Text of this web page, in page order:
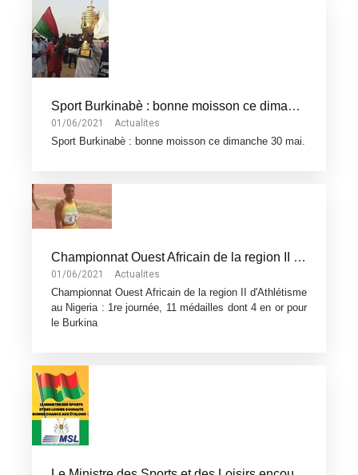
Sport Burkinabè : bonne moisson ce dimanche 30 mai.
01/06/2021 Actualites
Sport Burkinabè : bonne moisson ce dimanche 30 mai.
Championnat Ouest Africain de la region II d'Athlétisme au Nigeria : 1re journée, 11 médailles dont 4 en or pour le Burkina
01/06/2021 Actualites
Championnat Ouest Africain de la region II d'Athlétisme
au Nigeria : 1re journée, 11 médailles dont 4 en or pour
le Burkina